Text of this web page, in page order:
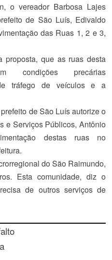
o vereador Barbosa Lajes
de São Luís, Edivaldo
das Ruas 1, 2 e 3,
proposta, que as ruas desta
condições precárias
tráfego de veículos e a
de São Luís autorize o
e Serviços Públicos, Antônio
destas ruas no
do São Raimundo,
Esta comunidade, diz o
de outros serviços de